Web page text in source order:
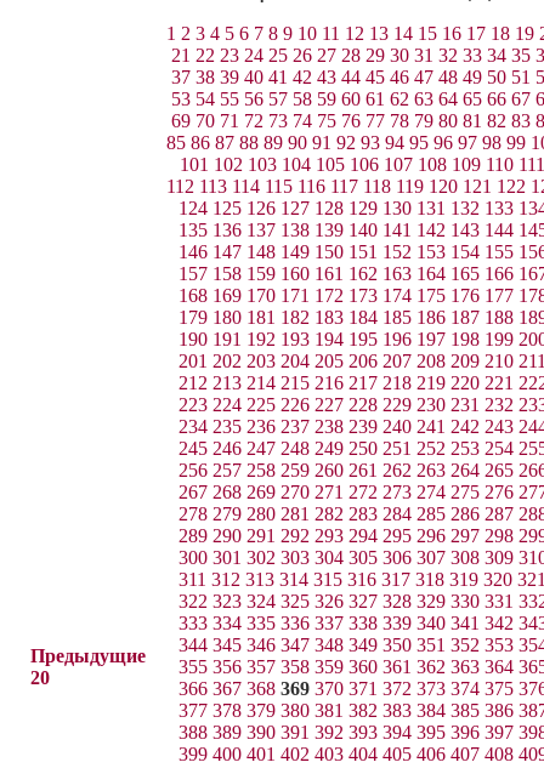
Предыдущие
20
1 2 3 4 5 6 7 8 9 10 11 12 13 14 15 16 17 18 19
21 22 23 24 25 26 27 28 29 30 31 32 33 34 35
37 38 39 40 41 42 43 44 45 46 47 48 49 50 51
53 54 55 56 57 58 59 60 61 62 63 64 65 66 67
69 70 71 72 73 74 75 76 77 78 79 80 81 82 83
85 86 87 88 89 90 91 92 93 94 95 96 97 98 99
101 102 103 104 105 106 107 108 109 110 111
112 113 114 115 116 117 118 119 120 121 122
124 125 126 127 128 129 130 131 132 133
135 136 137 138 139 140 141 142 143 144
146 147 148 149 150 151 152 153 154 155
157 158 159 160 161 162 163 164 165 166
168 169 170 171 172 173 174 175 176 177
179 180 181 182 183 184 185 186 187 188
190 191 192 193 194 195 196 197 198 199
201 202 203 204 205 206 207 208 209 210
212 213 214 215 216 217 218 219 220 221
223 224 225 226 227 228 229 230 231 232
234 235 236 237 238 239 240 241 242 243
245 246 247 248 249 250 251 252 253 254
256 257 258 259 260 261 262 263 264 265
267 268 269 270 271 272 273 274 275 276
278 279 280 281 282 283 284 285 286 287
289 290 291 292 293 294 295 296 297 298
300 301 302 303 304 305 306 307 308 309
311 312 313 314 315 316 317 318 319 320
322 323 324 325 326 327 328 329 330 331
333 334 335 336 337 338 339 340 341 342
344 345 346 347 348 349 350 351 352 353
355 356 357 358 359 360 361 362 363 364
366 367 368 369 370 371 372 373 374 375
377 378 379 380 381 382 383 384 385 386
388 389 390 391 392 393 394 395 396 397
399 400 401 402 403 404 405 406 407 408